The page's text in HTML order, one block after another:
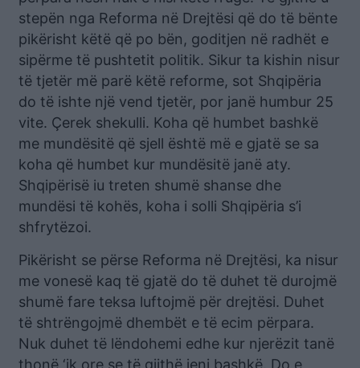
stepën nga Reforma në Drejtësi që do të bënte
pikërisht këtë që po bën, goditjen në radhët e
sipërme të pushtetit politik. Sikur ta kishin nisur
të tjetër më parë këtë reforme, sot Shqipëria
do të ishte një vend tjetër, por janë humbur 25
vite. Çerek shekulli. Koha që humbet bashkë
me mundësitë që sjell është më e gjatë se sa
koha që humbet kur mundësitë janë aty.
Shqipërisë iu treten shumë shanse dhe
mundësi të kohës, koha i solli Shqipëria s’i
shfrytëzoi.
Pikërisht se përse Reforma në Drejtësi, ka nisur
me vonesë kaq të gjatë do të duhet të durojmë
shumë fare teksa luftojmë për drejtësi. Duhet
të shtrëngojmë dhembët e të ecim përpara.
Nuk duhet të lëndohemi edhe kur njerëzit tanë